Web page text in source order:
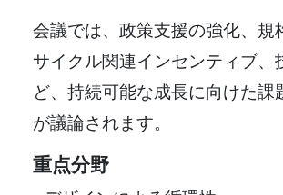
会議では、政策支援の強化、規
サイクル関連インセンティブ、
ど、持続可能な成長に向けた課
が議論されます。
重点分野